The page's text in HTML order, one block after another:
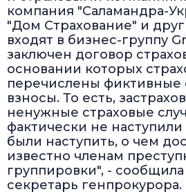
компания "Саламандра-
"Дом Страхование" и
входят в бизнес-группу
заключен договор
основании которых
перечислены фиктивные
взносы. То есть,
ненужные страховые
фактически не
были наступить, о чем
известно членам
группировки", -
секретарь генпрокурора.